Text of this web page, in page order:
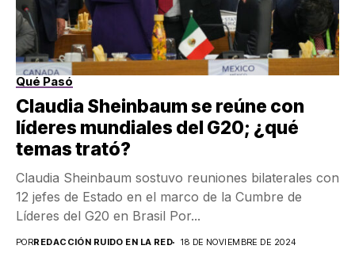
Qué Pasó
Claudia Sheinbaum se reúne con
líderes mundiales del G20; ¿qué
temas trató?
Claudia Sheinbaum sostuvo reuniones bilaterales con
12 jefes de Estado en el marco de la Cumbre de
Líderes del G20 en Brasil Por...
PORREDACCIÓN RUIDO EN LA RED 18 DE NOVIEMBRE DE 2024